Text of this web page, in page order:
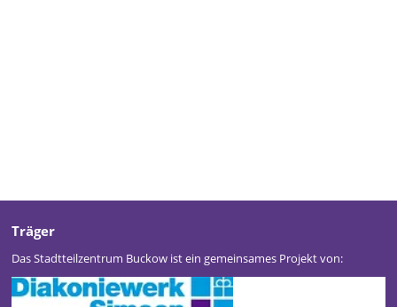
Träger
Das Stadtteilzentrum Buckow ist ein gemeinsames Projekt von: